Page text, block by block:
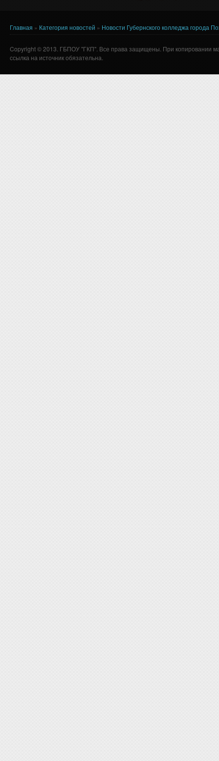
Вы здесь
Главная » Категория новостей » Новости Губернского колледжа города
Copyright © 2013. ГБПОУ "ГКП". Все права защищены. При копировании
ссылка на источник обязательна.